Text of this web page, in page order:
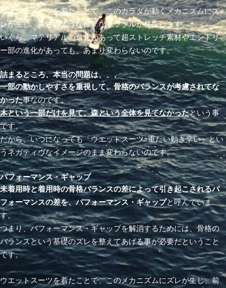
ウエットスーツを着たことで、このカラダが動くメカニズムにズ
レが生じ、前述のような様々なトラブルが発生します。
いくら、マテリアルの進化があって超ストレッチ素材やエントリ
ー部の進化があっても、あまり変わらないのです。
詰まるところ、本当の問題は、、、
一部の動かしやすさを重視して、骨格のバランスが考慮されてな
かった事なのです。
木という一部だけを見て、森という全体を見てなかったという事
です。
だから、いつになっても「ウエットスーツ=重たい動き辛い」とい
うネガティヴなイメージのまま変わらないのです。
パフォーマンス・ギャップ
未着用時と着用時の骨格バランスの差によって引き起こされるパ
フォーマンスの差を、パフォーマンス・ギャップと呼んでいま
す。
つまり、パフォーマンス・ギャップを解消するためには、骨格の
バランスという基礎のズレを整えてあげる事が必要だということ
です。
ウエットスーツを着たことで、このメカニズムにズレが生じ、前